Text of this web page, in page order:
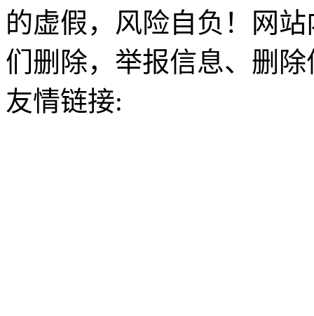
的虚假，风险自负！网
们删除，举报信息、删
友情链接: